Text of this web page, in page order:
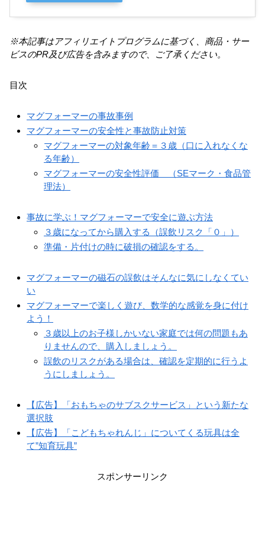
※本記事はアフィリエイトプログラムに基づく、商品・サー
ビスのPR及び広告を含みますので、ご了承ください。
目次
マグフォーマーの事故事例
マグフォーマーの安全性と事故防止対策
マグフォーマーの対象年齢＝３歳（口に入れなくな
る年齢）
マグフォーマーの安全性評価 （SEマーク・食品管
理法）
事故に学ぶ！マグフォーマーで安全に遊ぶ方法
３歳になってから購入する（誤飲リスク「０」）
準備・片付けの時に破損の確認をする。
マグフォーマーの磁石の誤飲はそんなに気にしなくてい
い
マグフォーマーで楽しく遊び、数学的な感覚を身に付け
よう！
３歳以上のお子様しかいない家庭では何の問題もあ
りませんので、購入しましょう。
誤飲のリスクがある場合は、確認を定期的に行うよ
うにしましょう。
【広告】「おもちゃのサブスクサービス」という新たな
選択肢
【広告】「こどもちゃれんじ」についてくる玩具は全
て”知育玩具”
スポンサーリンク